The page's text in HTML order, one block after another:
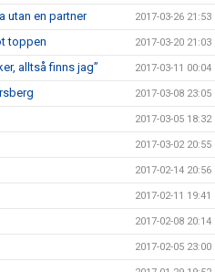
utan en partner 2017-03-26 21:53
toppen 2017-03-20 21:03
alltså finns jag” 2017-03-11 00:04
2017-03-08 23:05
2017-03-05 18:32
2017-03-02 20:55
2017-02-14 20:56
2017-02-11 19:41
2017-02-08 20:14
2017-02-05 23:00